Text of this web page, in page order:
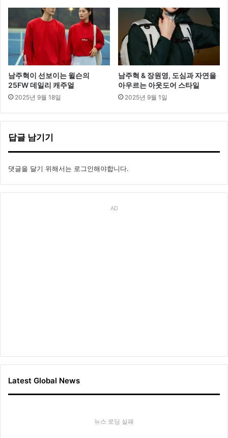
남주혁이 선보이는 윌슨의
25FW 데일리 캐주얼
2025년 9월 18일
남주혁 & 장원영, 도심과 자연을
아우르는 아웃도어 스타일
2025년 9월 1일
답글 남기기
댓글을 달기 위해서는 로그인해야합니다.
AD
Latest Global News
뉴스 로딩 실패